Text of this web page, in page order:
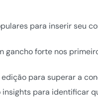
para inserir seu
gancho forte nos
para superar a
para identificar